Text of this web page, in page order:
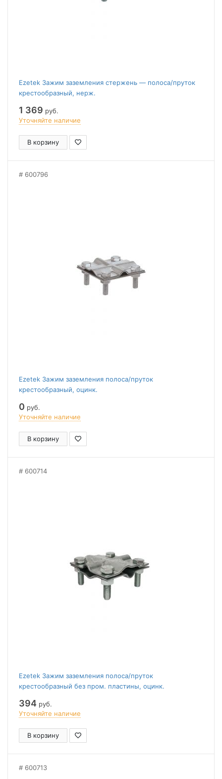
Ezetek Зажим заземления стержень — полоса/пруток
крестообразный, нерж.
1 369 руб.
Уточняйте наличие
В корзину
600796
Ezetek Зажим заземления полоса/пруток
крестообразный, оцинк.
0 руб.
Уточняйте наличие
В корзину
600714
Ezetek Зажим заземления полоса/пруток
крестообразный без пром. пластины, оцинк.
394 руб.
Уточняйте наличие
В корзину
600713